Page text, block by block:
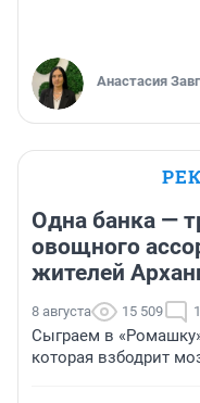
Анастасия
Одна банка —
овощного
жителей
8 августа 15 509 1
Сыграем в
которая взбодрит